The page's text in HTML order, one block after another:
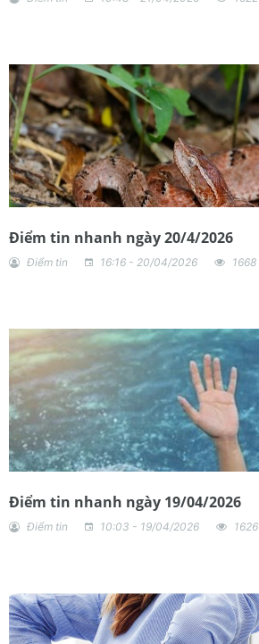
Điểm tin nhanh ngày 20/4/2026
Điểm tin 16:16 - 20/04/2026 1668
Điểm tin nhanh ngày 19/04/2026
Điểm tin 10:03 - 19/04/2026 1626